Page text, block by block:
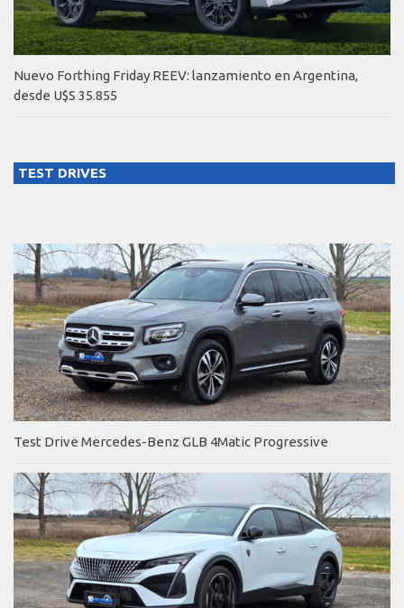
Nuevo Forthing Friday REEV: lanzamiento en Argentina,
desde U$S 35.855
TEST DRIVES
Test Drive Mercedes-Benz GLB 4Matic Progressive